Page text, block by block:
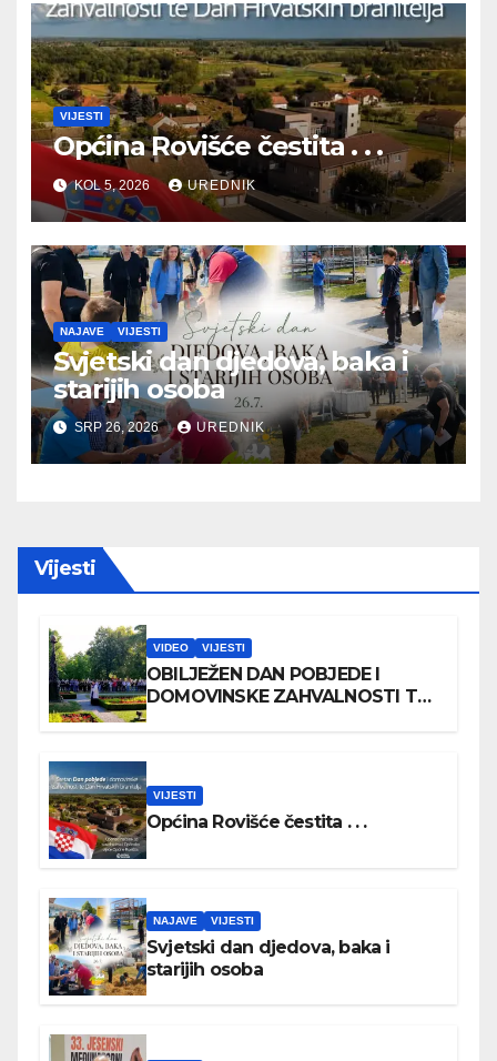
VIJESTI
Općina Rovišće čestita . . .
KOL 5, 2026 UREDNIK
NAJAVE VIJESTI
Svjetski dan djedova, baka i
starijih osoba
SRP 26, 2026 UREDNIK
Vijesti
VIDEO VIJESTI
OBILJEŽEN DAN POBJEDE I
DOMOVINSKE ZAHVALNOSTI TE
VIJESTI
Općina Rovišće čestita . . .
NAJAVE VIJESTI
Svjetski dan djedova, baka i
starijih osoba